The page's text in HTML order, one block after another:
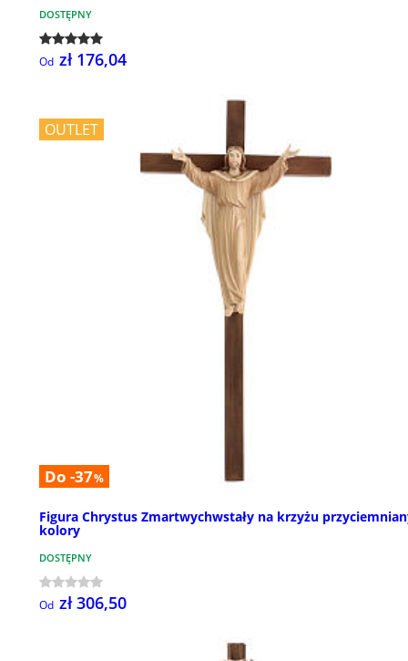
DOSTĘPNY
Od zł 176,04
OUTLET
Do -37%
Figura Chrystus Zmartwychwstały na krzyżu
kolory
DOSTĘPNY
Od zł 306,50